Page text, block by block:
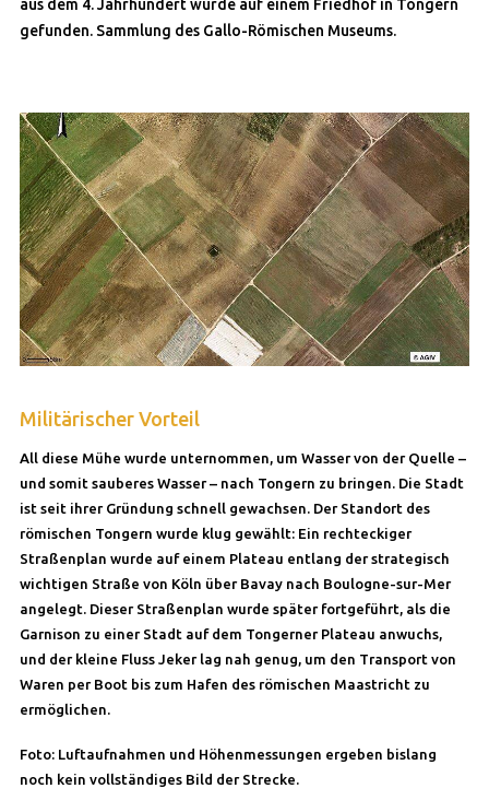
aus dem 4. Jahrhundert wurde auf einem Friedhof in Tongern
gefunden. Sammlung des Gallo-Römischen Museums.
Militärischer Vorteil
All diese Mühe wurde unternommen, um Wasser von der Quelle –
und somit sauberes Wasser – nach Tongern zu bringen. Die Stadt
ist seit ihrer Gründung schnell gewachsen. Der Standort des
römischen Tongern wurde klug gewählt: Ein rechteckiger
Straßenplan wurde auf einem Plateau entlang der strategisch
wichtigen Straße von Köln über Bavay nach Boulogne-sur-Mer
angelegt. Dieser Straßenplan wurde später fortgeführt, als die
Garnison zu einer Stadt auf dem Tongerner Plateau anwuchs,
und der kleine Fluss Jeker lag nah genug, um den Transport von
Waren per Boot bis zum Hafen des römischen Maastricht zu
ermöglichen.
Foto: Luftaufnahmen und Höhenmessungen ergeben bislang
noch kein vollständiges Bild der Strecke.